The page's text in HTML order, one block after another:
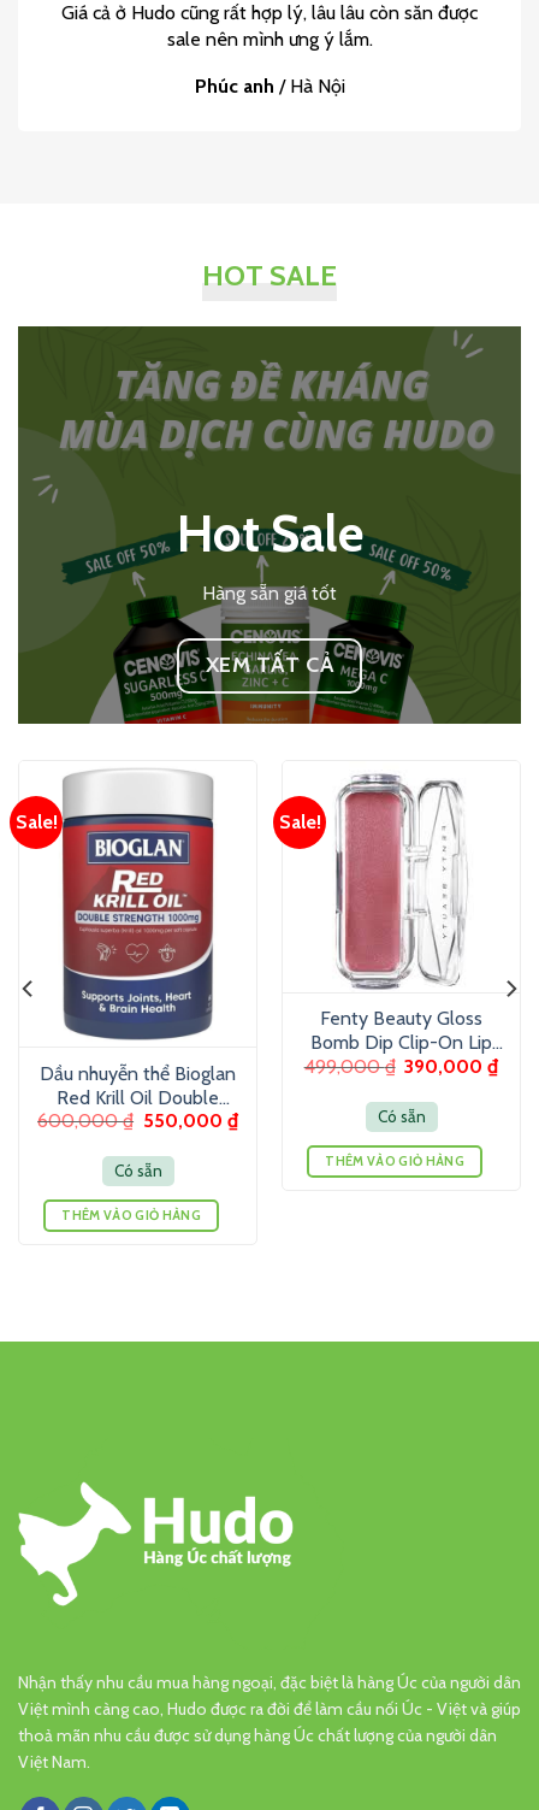
Giá cả ở Hudo cũng rất hợp lý, lâu lâu còn săn được
sale nên mình ưng ý lắm.
Phúc anh / Hà Nội
HOT SALE
Hot Sale
Hàng sẵn giá tốt
XEM TẤT CẢ
Sale!
Dầu nhuyễn thể Bioglan
Red Krill Oil Double
Strength 1000mg 60
600,000₫ 550,000 ₫
Có sẵn
THÊM VÀO GIỎ HÀNG
Sale!
Fenty Beauty Gloss
Bomb Dip Clip-On Lip
Luminizer 6g – Son
499,000₫ 390,000₫
Có sẵn
THÊM VÀO GIỎ HÀNG
Nhận thấy nhu cầu mua hàng ngoại, đặc biệt là hàng Úc của người dân
Việt mình càng cao, Hudo được ra đời để làm cầu nối Úc - Việt và giúp
thoả mãn nhu cầu được sử dụng hàng Úc chất lượng của người dân
Việt Nam.